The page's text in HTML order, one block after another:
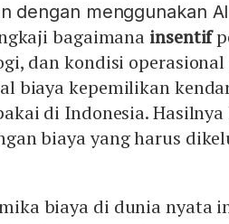
dengan menggunakan AI
bagaimana insentif
dan kondisi
biaya kepemilikan
di Indonesia.
biaya yang harus
biaya di dunia nyata